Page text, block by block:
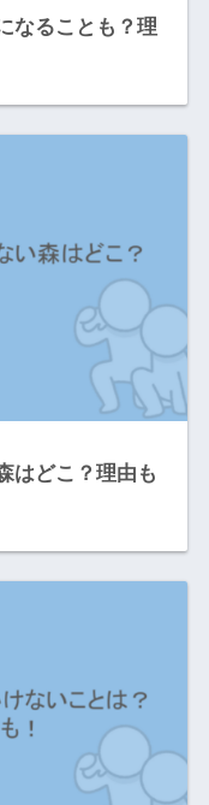
なることも？理
はどこ？理由も